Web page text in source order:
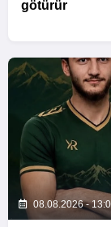
götürür
08.08.2026 -